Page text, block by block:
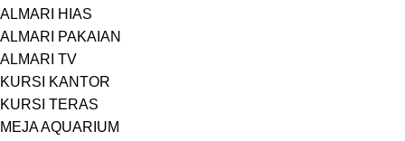
ALMARI HIAS
ALMARI PAKAIAN
ALMARI TV
KURSI KANTOR
KURSI TERAS
MEJA AQUARIUM